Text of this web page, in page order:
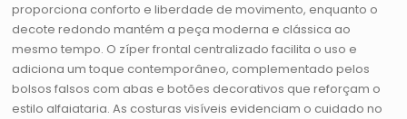
proporciona conforto e liberdade de movimento, enquanto o
decote redondo mantém a peça moderna e clássica ao
mesmo tempo. O zíper frontal centralizado facilita o uso e
adiciona um toque contemporâneo, complementado pelos
bolsos falsos com abas e botões decorativos que reforçam o
estilo alfaiataria. As costuras visíveis evidenciam o cuidado no